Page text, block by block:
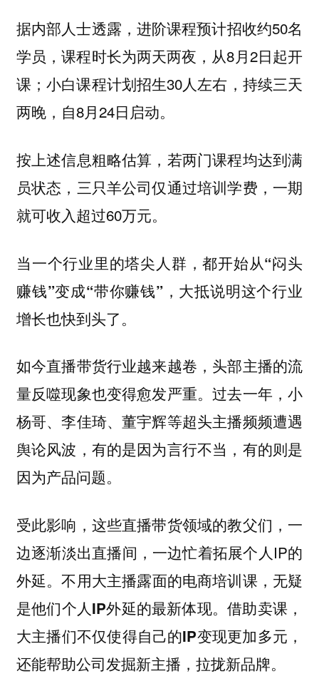
据内部人士透露，进阶课程预计招收约50名
学员，课程时长为两天两夜，从8月2日起开
课；小白课程计划招生30人左右，持续三天
两晚，自8月24日启动。
按上述信息粗略估算，若两门课程均达到满
员状态，三只羊公司仅通过培训学费，一期
就可收入超过60万元。
当一个行业里的塔尖人群，都开始从“闷头
赚钱”变成“带你赚钱”，大抵说明这个行业
增长也快到头了。
如今直播带货行业越来越卷，头部主播的流
量反噬现象也变得愈发严重。过去一年，小
杨哥、李佳琦、董宇辉等超头主播频频遭遇
舆论风波，有的是因为言行不当，有的则是
因为产品问题。
受此影响，这些直播带货领域的教父们，一
边逐渐淡出直播间，一边忙着拓展个人IP的
外延。不用大主播露面的电商培训课，无疑
是他们个人IP外延的最新体现。借助卖课，
大主播们不仅使得自己的IP变现更加多元，
还能帮助公司发掘新主播，拉拢新品牌。